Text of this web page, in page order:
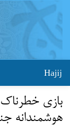
Hajij
بازی خطرناک
هوشمندانه